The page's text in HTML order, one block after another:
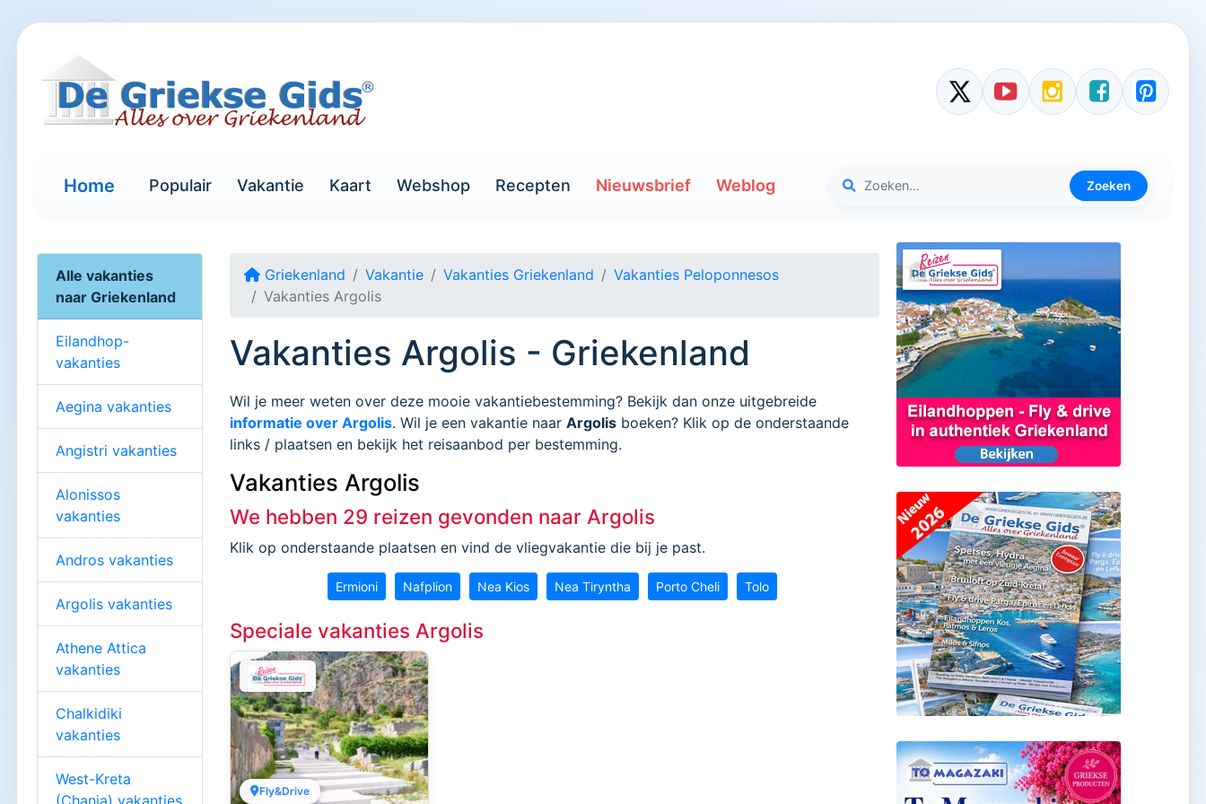
Home Populair Vakantie Kaart Webshop Recepten Nieuwsbrief Weblog Zoeken
Alle vakanties
naar Griekenland
Eilandhop-
vakanties
Aegina vakanties
Angistri vakanties
Alonissos
vakanties
Andros vakanties
Argolis vakanties
Athene Attica
vakanties
Chalkidiki
vakanties
West-Kreta
(Chania) vakanties
Griekenland Vakantie Vakanties Griekenland
Vakanties Peloponnesos
Vakanties Argolis
Vakanties Argolis - Griekenland
Wil je meer weten over deze mooie vakantiebestemming? Bekijk dan onze uitgebreide
informatie over Argolis. Wil je een vakantie naarArgolis boeken? Klik op de onderstaande
links / plaatsen en bekijk het reisaanbod per bestemming.
Vakanties Argolis
We hebben 29 reizen gevonden naar Argolis
Klik op onderstaande plaatsen en vind de vliegvakantie die bij je past.
Ermioni Nafplion Nea Kios Nea Tiryntha Porto Cheli Tolo
Speciale vakanties Argolis
Fly&Drive